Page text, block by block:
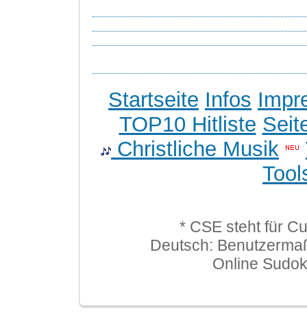
Startseite Infos
TOP10 Hitliste
Christliche Musik
* CSE steht für
Deutsch:
Online